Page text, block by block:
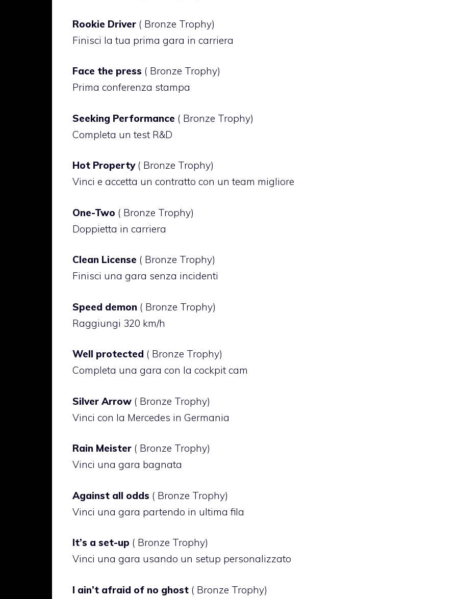
Rookie Driver ( Bronze Trophy)
Finisci la tua prima gara in carriera
Face the press ( Bronze Trophy)
Prima conferenza stampa
Seeking Performance ( Bronze Trophy)
Completa un test R&D
Hot Property( Bronze Trophy)
Vinci e accetta un contratto con un team migliore
One-Two ( Bronze Trophy)
Doppietta in carriera
Clean License ( Bronze Trophy)
Finisci una gara senza incidenti
Speed demon ( Bronze Trophy)
Raggiungi 320 km/h
Well protected ( Bronze Trophy)
Completa una gara con la cockpit cam
Silver Arrow ( Bronze Trophy)
Vinci con la Mercedes in Germania
Rain Meister ( Bronze Trophy)
Vinci una gara bagnata
Against all odds ( Bronze Trophy)
Vinci una gara partendo in ultima fila
It’s a set-up ( Bronze Trophy)
Vinci una gara usando un setup personalizzato
I ain’t afraid of no ghost ( Bronze Trophy)